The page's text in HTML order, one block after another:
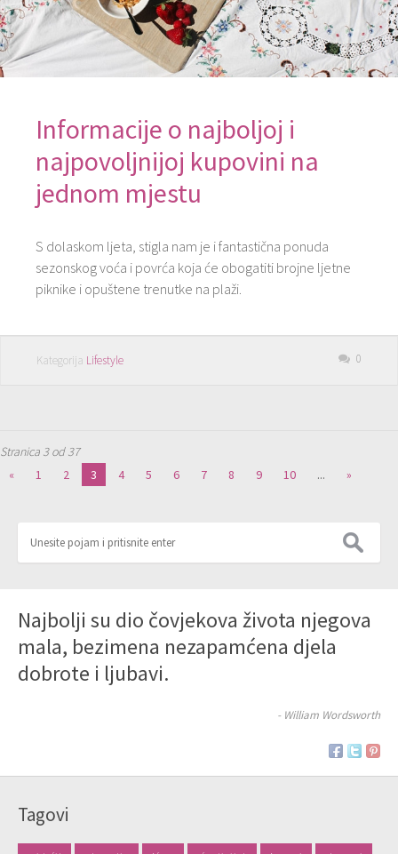
Informacije o najboljoj i
najpovoljnijoj kupovini na
jednom mjestu
S dolaskom ljeta, stigla nam je i fantastična ponuda
sezonskog voća i povrća koja će obogatiti brojne ljetne
piknike i opuštene trenutke na plaži.
Kategorija Lifestyle 0
Stranica 3 od 37
«
1 2 3 4 5 6 7 8 9 10 ... »
Najbolji su dio čovjekova života njegova
mala, bezimena nezapamćena djela
dobrote i ljubavi.
- William Wordsworth
Tagovi